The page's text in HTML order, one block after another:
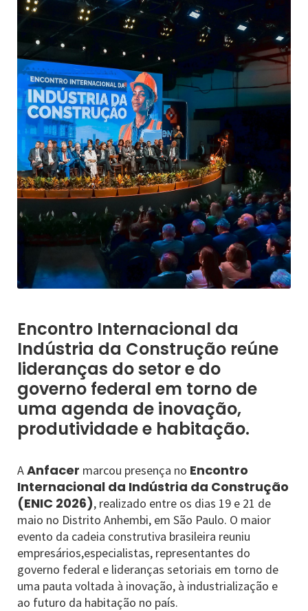
Encontro Internacional da
Indústria da Construção reúne
lideranças do setor e do
governo federal em torno de
uma agenda de inovação,
produtividade e habitação.
AAnfacer marcou presença no Encontro
Internacional da Indústria da Construção
(ENIC 2026), realizado entre os dias 19 e 21 de
maio no Distrito Anhembi, em São Paulo. O maior
evento da cadeia construtiva brasileira reuniu
empresários,especialistas, representantes do
governo federal e lideranças setoriais em torno de
uma pauta voltada à inovação, à industrialização e
ao futuro da habitação no país.